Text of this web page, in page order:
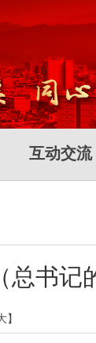
互动交流
书记
】